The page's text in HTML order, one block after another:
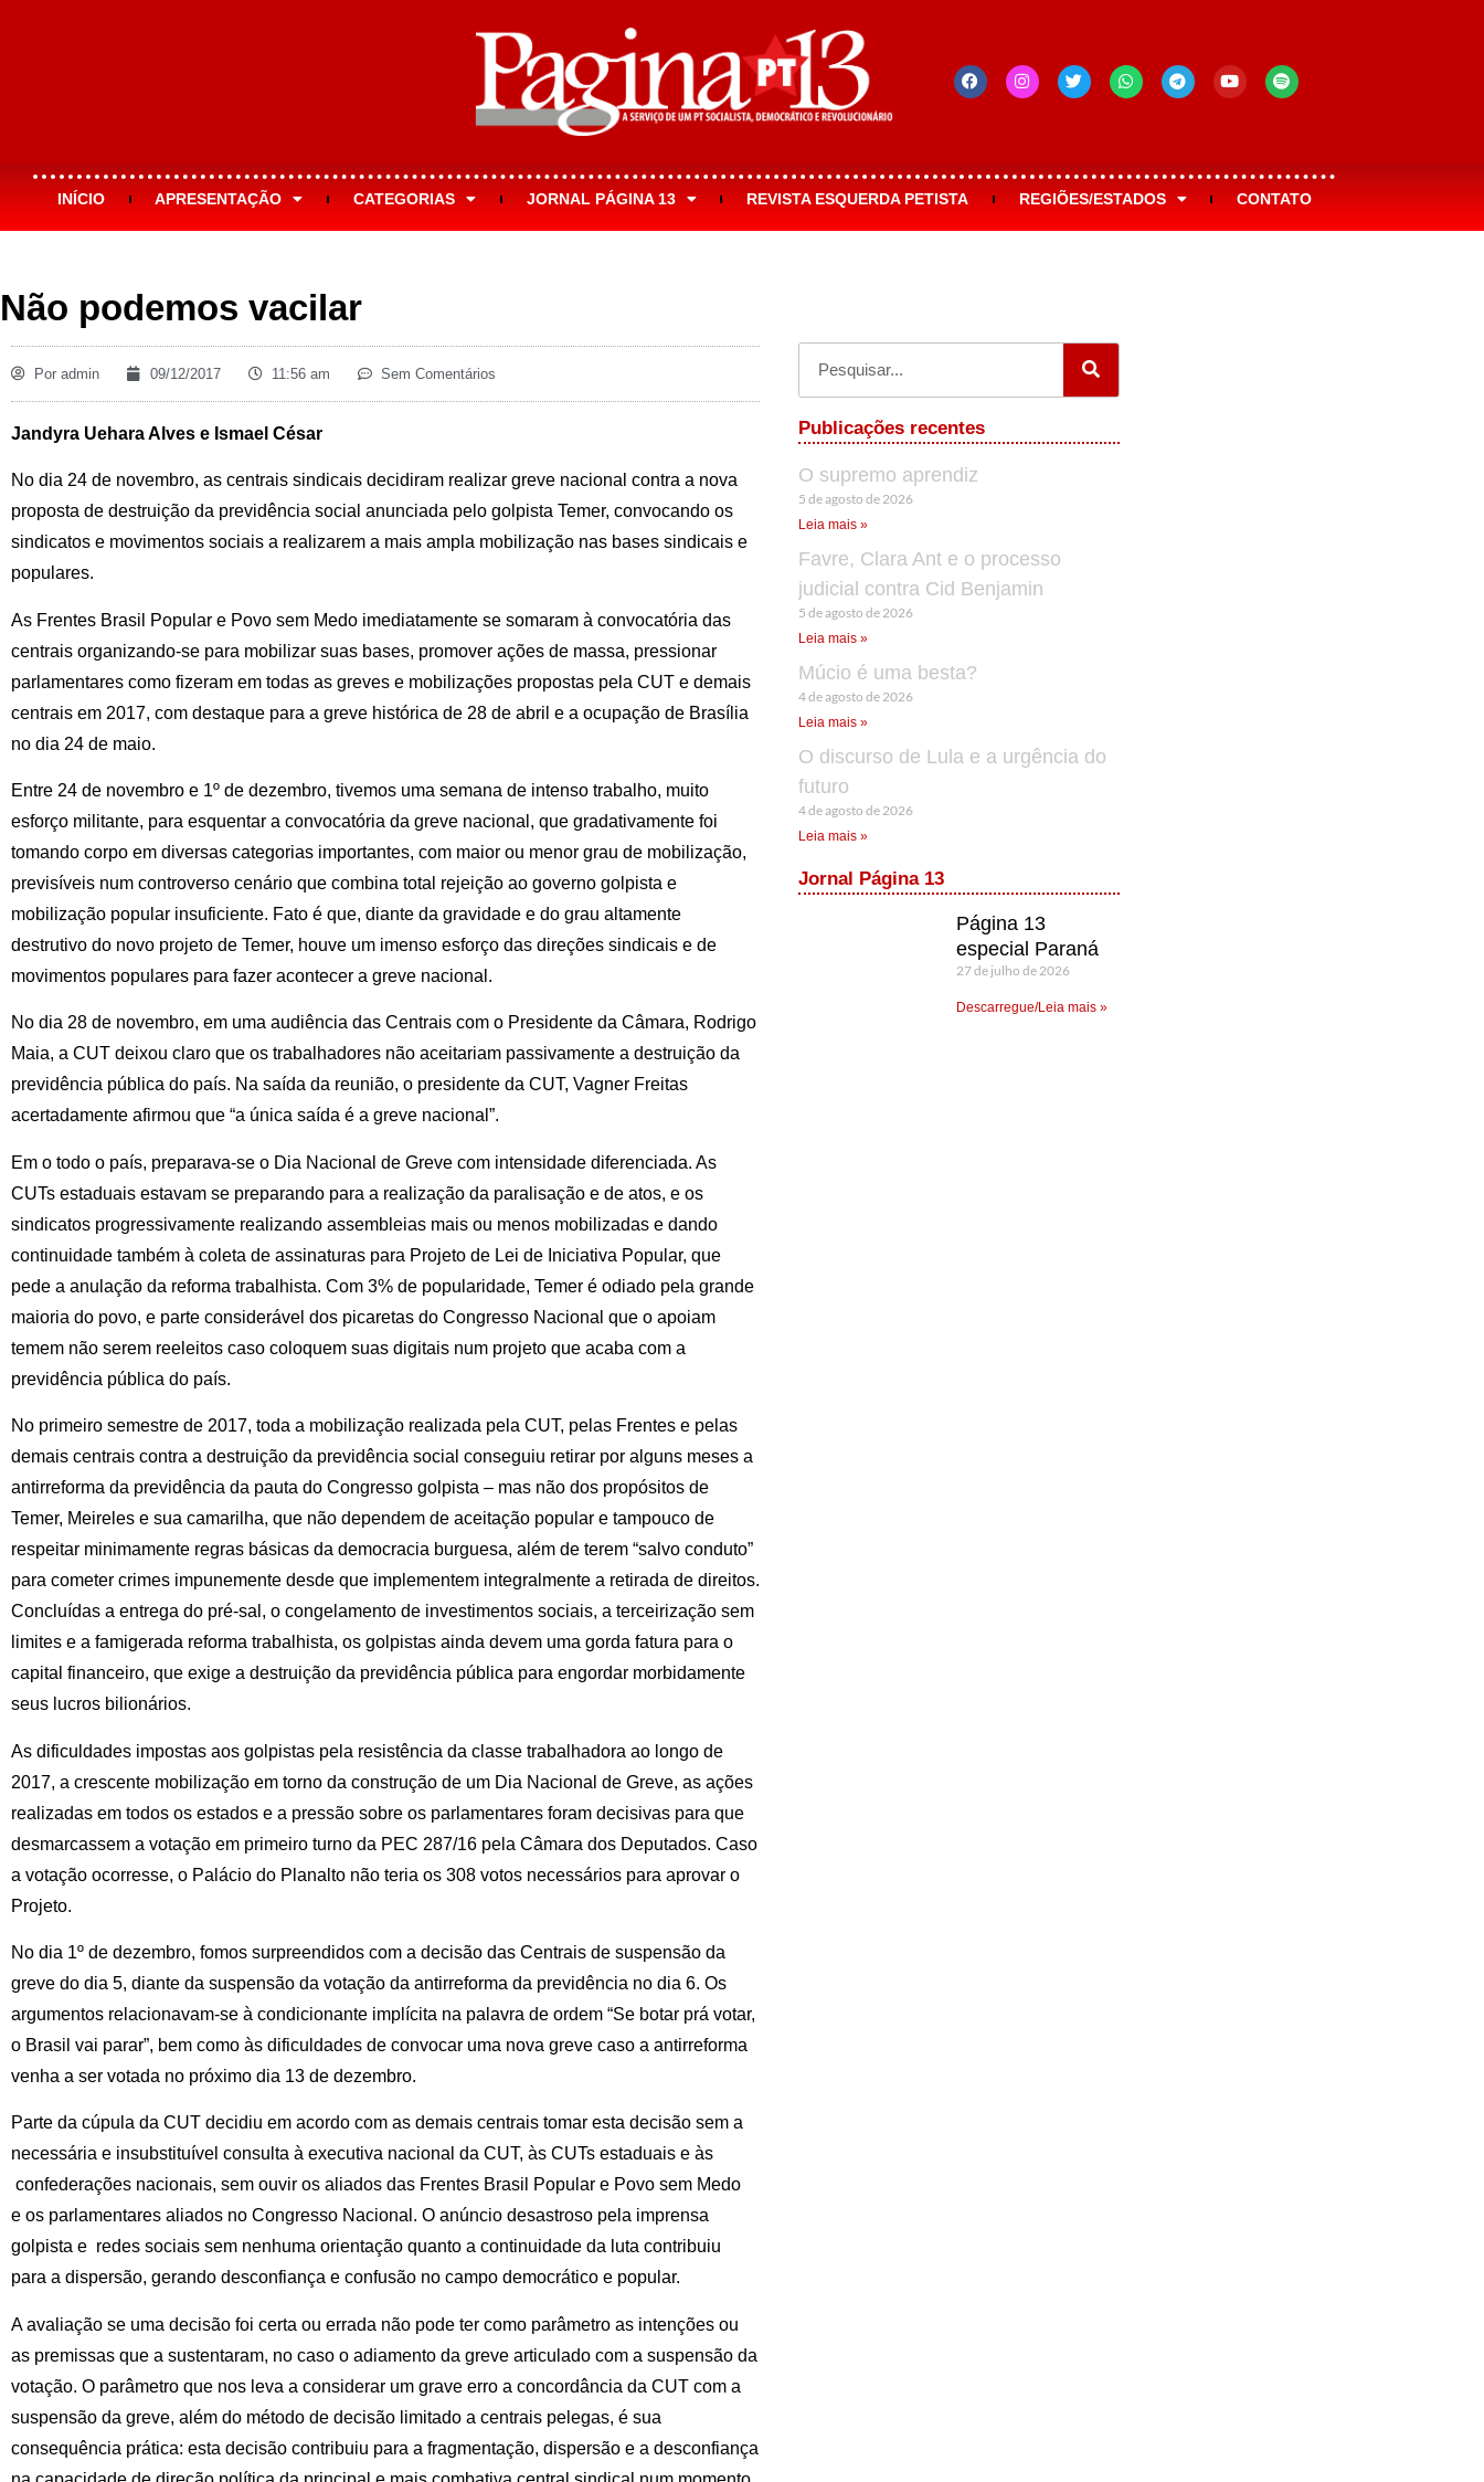
INÍCIO APRESENTAÇÃO CATEGORIAS JORNAL PÁGINA 13 REVISTA ESQUERDA PETISTA REGIÕES/ESTADOS CONTATO
Não podemos vacilar
Por admin 09/12/2017 11:56 am Sem Comentários
Jandyra Uehara Alves e Ismael César
No dia 24 de novembro, as centrais sindicais decidiram realizar greve nacional contra a nova
proposta de destruição da previdência social anunciada pelo golpista Temer, convocando os
sindicatos e movimentos sociais a realizarem a mais ampla mobilização nas bases sindicais e
populares.
As Frentes Brasil Popular e Povo sem Medo imediatamente se somaram à convocatória das
centrais organizando-se para mobilizar suas bases, promover ações de massa, pressionar
parlamentares como fizeram em todas as greves e mobilizações propostas pela CUT e demais
centrais em 2017, com destaque para a greve histórica de 28 de abril e a ocupação de Brasília
no dia 24 de maio.
Entre 24 de novembro e 1º de dezembro, tivemos uma semana de intenso trabalho, muito
esforço militante, para esquentar a convocatória da greve nacional, que gradativamente foi
tomando corpo em diversas categorias importantes, com maior ou menor grau de mobilização,
previsíveis num controverso cenário que combina total rejeição ao governo golpista e
mobilização popular insuficiente. Fato é que, diante da gravidade e do grau altamente
destrutivo do novo projeto de Temer, houve um imenso esforço das direções sindicais e de
movimentos populares para fazer acontecer a greve nacional.
No dia 28 de novembro, em uma audiência das Centrais com o Presidente da Câmara, Rodrigo
Maia, a CUT deixou claro que os trabalhadores não aceitariam passivamente a destruição da
previdência pública do país. Na saída da reunião, o presidente da CUT, Vagner Freitas
acertadamente afirmou que “a única saída é a greve nacional”.
Em o todo o país, preparava-se o Dia Nacional de Greve com intensidade diferenciada. As
CUTs estaduais estavam se preparando para a realização da paralisação e de atos, e os
sindicatos progressivamente realizando assembleias mais ou menos mobilizadas e dando
continuidade também à coleta de assinaturas para Projeto de Lei de Iniciativa Popular, que
pede a anulação da reforma trabalhista. Com 3% de popularidade, Temer é odiado pela grande
maioria do povo, e parte considerável dos picaretas do Congresso Nacional que o apoiam
temem não serem reeleitos caso coloquem suas digitais num projeto que acaba com a
previdência pública do país.
No primeiro semestre de 2017, toda a mobilização realizada pela CUT, pelas Frentes e pelas
demais centrais contra a destruição da previdência social conseguiu retirar por alguns meses a
antirreforma da previdência da pauta do Congresso golpista – mas não dos propósitos de
Temer, Meireles e sua camarilha, que não dependem de aceitação popular e tampouco de
respeitar minimamente regras básicas da democracia burguesa, além de terem “salvo conduto”
para cometer crimes impunemente desde que implementem integralmente a retirada de direitos.
Concluídas a entrega do pré-sal, o congelamento de investimentos sociais, a terceirização sem
limites e a famigerada reforma trabalhista, os golpistas ainda devem uma gorda fatura para o
capital financeiro, que exige a destruição da previdência pública para engordar morbidamente
seus lucros bilionários.
As dificuldades impostas aos golpistas pela resistência da classe trabalhadora ao longo de
2017, a crescente mobilização em torno da construção de um Dia Nacional de Greve, as ações
realizadas em todos os estados e a pressão sobre os parlamentares foram decisivas para que
desmarcassem a votação em primeiro turno da PEC 287/16 pela Câmara dos Deputados. Caso
a votação ocorresse, o Palácio do Planalto não teria os 308 votos necessários para aprovar o
Projeto.
No dia 1º de dezembro, fomos surpreendidos com a decisão das Centrais de suspensão da
greve do dia 5, diante da suspensão da votação da antirreforma da previdência no dia 6. Os
argumentos relacionavam-se à condicionante implícita na palavra de ordem “Se botar prá votar,
o Brasil vai parar”, bem como às dificuldades de convocar uma nova greve caso a antirreforma
venha a ser votada no próximo dia 13 de dezembro.
Parte da cúpula da CUT decidiu em acordo com as demais centrais tomar esta decisão sem a
necessária e insubstituível consulta à executiva nacional da CUT, às CUTs estaduais e às
confederações nacionais, sem ouvir os aliados das Frentes Brasil Popular e Povo sem Medo
e os parlamentares aliados no Congresso Nacional. O anúncio desastroso pela imprensa
golpista e redes sociais sem nenhuma orientação quanto a continuidade da luta contribuiu
para a dispersão, gerando desconfiança e confusão no campo democrático e popular.
A avaliação se uma decisão foi certa ou errada não pode ter como parâmetro as intenções ou
as premissas que a sustentaram, no caso o adiamento da greve articulado com a suspensão da
votação. O parâmetro que nos leva a considerar um grave erro a concordância da CUT com a
suspensão da greve, além do método de decisão limitado a centrais pelegas, é sua
consequência prática: esta decisão contribuiu para a fragmentação, dispersão e a desconfiança
Publicações recentes
O supremo aprendiz
5 de agosto de 2026
Leia mais »
Favre, Clara Ant e o processo
judicial contra Cid Benjamin
5 de agosto de 2026
Leia mais »
Múcio é uma besta?
4 de agosto de 2026
Leia mais »
O discurso de Lula e a urgência do
futuro
4 de agosto de 2026
Leia mais »
Jornal Página 13
Página 13
especial Paraná
27 de julho de 2026
Descarregue/Leia mais »